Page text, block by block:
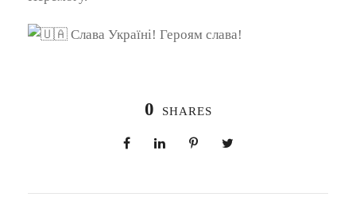
Слава Україні! Героям слава!
0 SHARES